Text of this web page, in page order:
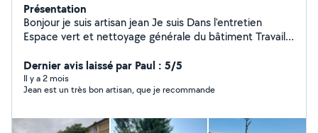
Présentation
Bonjour je suis artisan jean Je suis Dans l'entretien
Espace vert et nettoyage générale du bâtiment Travaille
fais tout ce qui est abattage d'arbres étetage d'arbres
Entretien de jardin Taille de haie abattage de haie tonte
de pelouse Débroussaillage évacuation des végétaux
Pose de clôture Et dans l'entretien du bâtiment Je fais
Dernier avis laissé par Paul : 5/5
Il y a 2 mois
Jean est un très bon artisan, que je recommande